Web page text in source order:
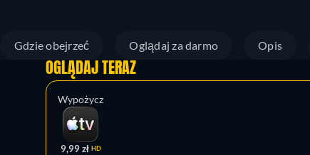
Gdzie obejrzeć Oglądaj za darmo Opis
OGLĄDAJ TERAZ
Wypożycz
9,99 zł HD